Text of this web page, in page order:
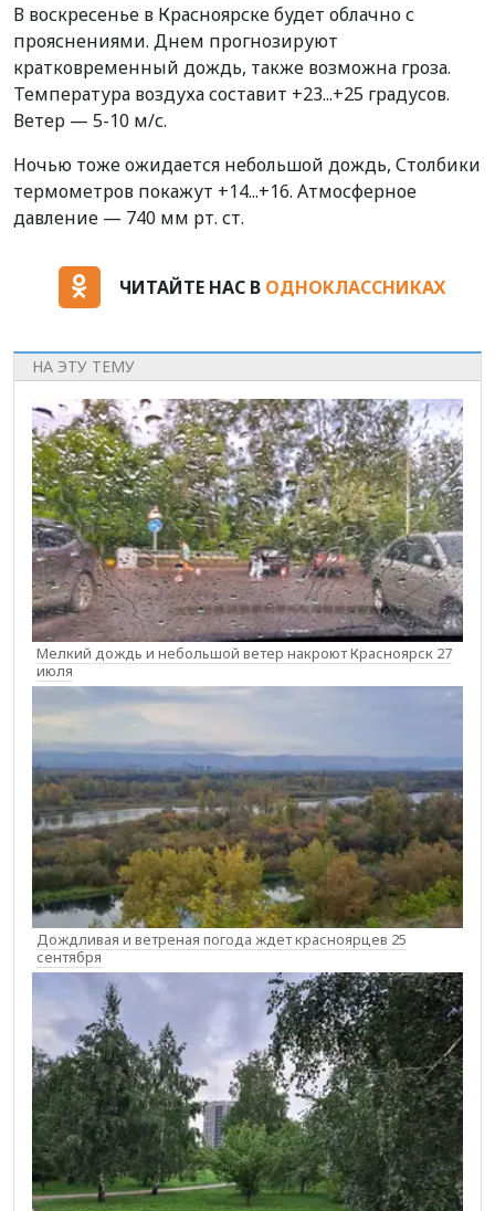
В воскресенье в Красноярске будет облачно с
прояснениями. Днем прогнозируют
кратковременный дождь, также возможна гроза.
Температура воздуха составит +23...+25 градусов.
Ветер — 5-10 м/с.
Ночью тоже ожидается небольшой дождь, Столбики
термометров покажут +14...+16. Атмосферное
давление — 740 мм рт. ст.
ЧИТАЙТЕ НАС В ОДНОКЛАССНИКАХ
НА ЭТУ ТЕМУ
Мелкий дождь и небольшой ветер накроют Красноярск 27
июля
Дождливая и ветреная погода ждет красноярцев 25
сентября